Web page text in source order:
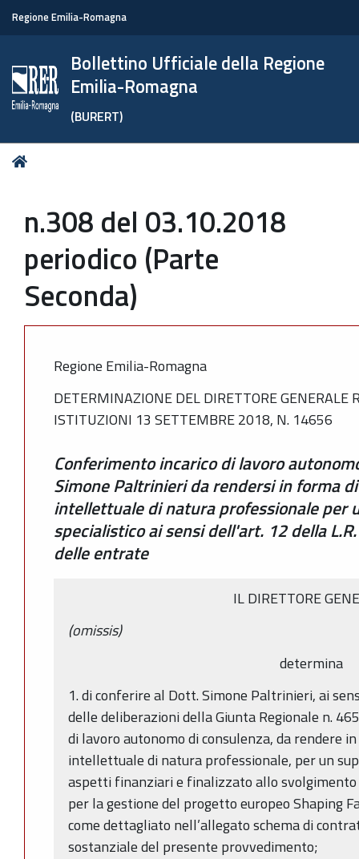
Regione Emilia-Romagna
Bollettino Ufficiale della Regione
Emilia-Romagna
(BURERT)
Tu
n.308 del 03.10.2018
periodico (Parte
Seconda)
Regione Emilia-Romagna
DETERMINAZIONE DEL DIRETTORE GENERALE
ISTITUZIONI 13 SETTEMBRE 2018, N. 14656
Conferimento incarico di lavoro
Simone Paltrinieri da rendersi in forma
intellettuale di natura professionale per
specialistico ai sensi dell'art. 12 della
delle entrate
IL DIRETTORE
(omissis)
determina
1. di conferire al Dott. Simone Paltrinieri, ai
delle deliberazioni della Giunta Regionale n.
di lavoro autonomo di consulenza, da rendere
intellettuale di natura professionale, per un
aspetti finanziari e finalizzato allo
per la gestione del progetto europeo Shaping
come dettagliato nell’allegato schema di
sostanziale del presente provvedimento;